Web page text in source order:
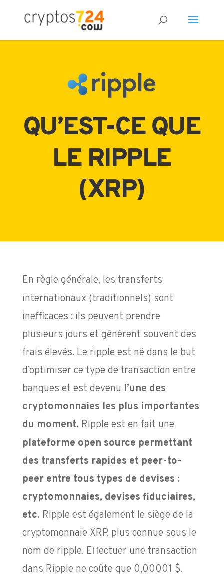
QU’EST-CE QUE
LE RIPPLE
(XRP)
En règle générale, les transferts
internationaux (traditionnels) sont
inefficaces : ils peuvent prendre
plusieurs jours et génèrent souvent des
frais élevés. Le ripple est né dans le but
d’optimiser ce type de transaction entre
banques et est devenu l’une des
cryptomonnaies les plus importantes
du moment. Ripple est en fait une
plateforme open source permettant
des transferts rapides et peer-to-
peer entre tous types de devises :
cryptomonnaies, devises fiduciaires,
etc. Ripple est également le siège de la
cryptomonnaie XRP, plus connue sous le
nom de ripple. Effectuer une transaction
dans Ripple ne coûte que 0,00001 $.